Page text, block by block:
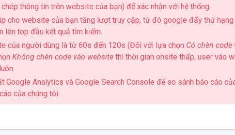
thông tin trên website của bạn) để xác nhận với hệ thống.
cho website của bạn tăng lượt truy cập, từ đó google đẩy thứ hạng
lên top đầu kết quả tìm kiếm.
của người dùng là từ 60s đến 120s (Đối với lựa chọn Có chèn code
Không chèn code vào websitethì thời gian onsite thấp, user vào
Google Analytics và Google Search Console để so sánh báo cáo
của chúng tôi.